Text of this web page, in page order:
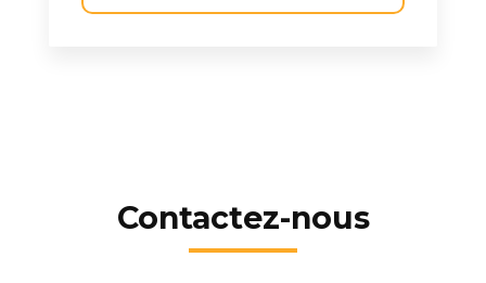
Contactez-nous